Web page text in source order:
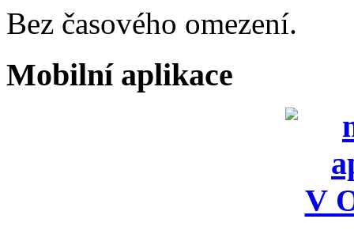
Bez časového omezení.
Mobilní aplikace